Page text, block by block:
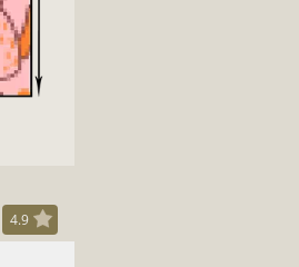
4.9